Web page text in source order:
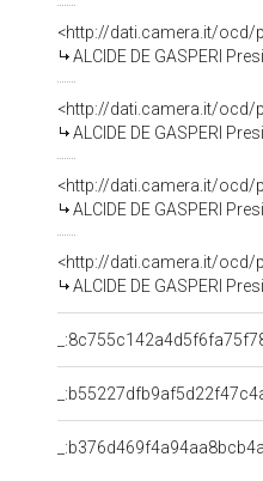
<http://dati.camera.it/ocd/
ALCIDE DE GASPERI
<http://dati.camera.it/ocd/
ALCIDE DE GASPERI
<http://dati.camera.it/ocd/
ALCIDE DE GASPERI
<http://dati.camera.it/ocd/
ALCIDE DE GASPERI